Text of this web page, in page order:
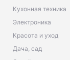
Кухонная техника
Электроника
Красота и уход
Дача, сад